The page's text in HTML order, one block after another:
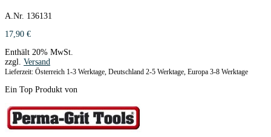
A.Nr. 136131
17,90 €
Enthält 20% MwSt.
zzgl. Versand
Lieferzeit: Österreich 1-3 Werktage, Deutschland 2-5 Werktage, Europa 3-8 Werktage
Ein Top Produkt von